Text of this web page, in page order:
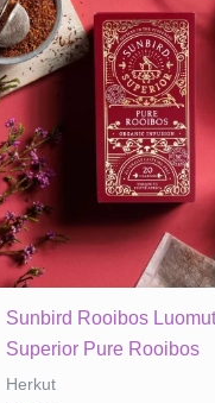
Sunbird Rooibos
Superior Pure Rooibos
Herkut